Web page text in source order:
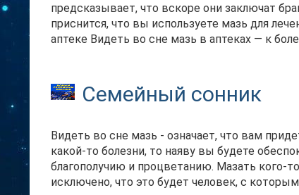
предсказывает, что вскоре они заключат
приснится, что вы используете мазь для
аптеке Видеть во сне мазь в аптеках — к
Семейный сонник
Видеть во сне мазь - означает, что вам
какой-то болезни, то наяву вы будете
благополучию и процветанию. Мазать кого-
исключено, что это будет человек, с